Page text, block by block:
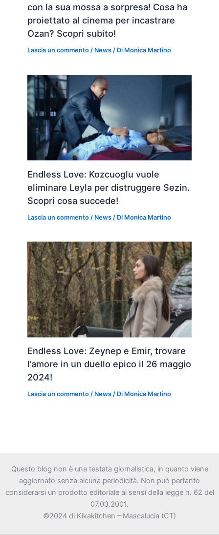
con la sua mossa a sorpresa! Cosa ha
proiettato al cinema per incastrare
Ozan? Scopri subito!
Lascia un commento / News / Di Monica Martino
Endless Love: Kozcuoglu vuole
eliminare Leyla per distruggere Sezin.
Scopri cosa succede!
Lascia un commento / News / Di Monica Martino
Endless Love: Zeynep e Emir, trovare
l’amore in un duello epico il 26 maggio
2024!
Lascia un commento / News / Di Monica Martino
Questo blog non è una testata giornalistica, in quanto viene
aggiornato senza alcuna periodicità. Non può pertanto
considerarsi un prodotto editoriale ai sensi della legge n. 62 del
07.03.2001.
©2024 di Kikakitchen – Mascalucia (CT)